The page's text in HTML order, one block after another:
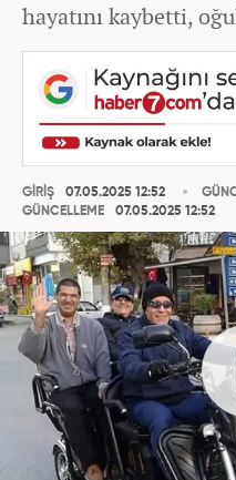
hayatını kaybetti,
GİRİŞ
07.05.2025 12:52
GÜNCELLEME
07.05.2025 12:52